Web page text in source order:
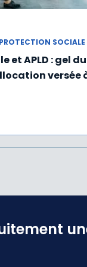
SOCIALE
et APLD : gel
versée